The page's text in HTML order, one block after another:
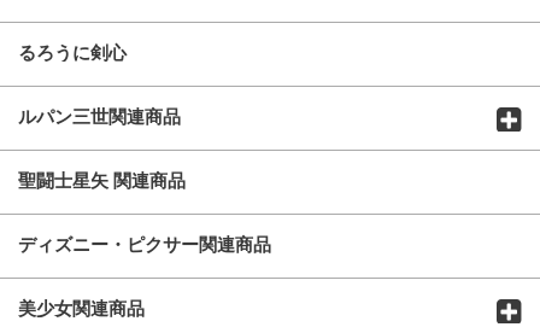
るろうに剣心
ルパン三世関連商品
聖闘士星矢 関連商品
ディズニー・ピクサー関連商品
美少女関連商品